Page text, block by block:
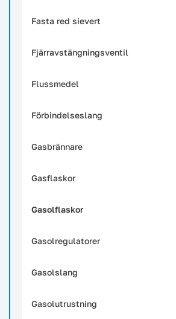
Fasta red sievert
Fjärravstängningsventil
Flussmedel
Förbindelseslang
Gasbrännare
Gasflaskor
Gasolflaskor
Gasolregulatorer
Gasolslang
Gasolutrustning